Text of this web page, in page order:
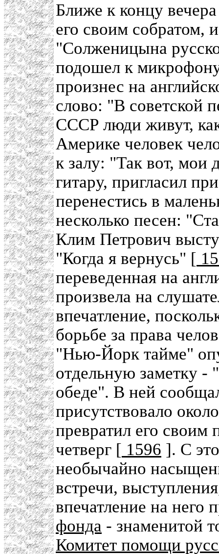
Ближе к концу
его своим собратом,
"Солженицына
подошел к
произнес на
слово: "В советской
СССР люди живут,
Америке человек
к залу: "Так вот, мои
гитару, пригласил
перенестись в
несколько песен:
Клим Петрович
"Когда я вернусь" [
переведенная на
произвела на
впечатление,
борьбе за права
"Нью-Йорк тайме"
отдельную заметку -
обеде". В ней
присутствовало
превратил его своим
четверг [ 1596 ]. С
необычайно
встречи,
впечатление на него
фонда - знаменитой
Комитет помощи